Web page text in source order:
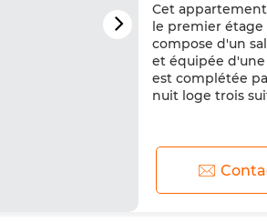
Cet
le premier étage
compose d'un
et équipée
est complétée
nuit loge trois